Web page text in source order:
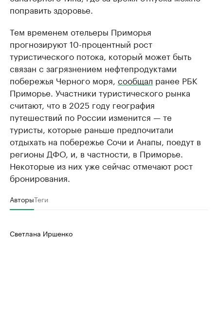
поправить здоровье.
Тем временем отельеры Приморья
прогнозируют 10-процентный рост
туристического потока, который может быть
связан с загрязнением нефтепродуктами
побережья Черного моря, сообщал ранее РБК
Приморье. Участники туристического рынка
считают, что в 2025 году география
путешествий по России изменится — те
туристы, которые раньше предпочитали
отдыхать на побережье Сочи и Анапы, поедут в
регионы ДФО, и, в частности, в Приморье.
Некоторые из них уже сейчас отмечают рост
бронирования.
АвторыТеги
Светлана Иршенко